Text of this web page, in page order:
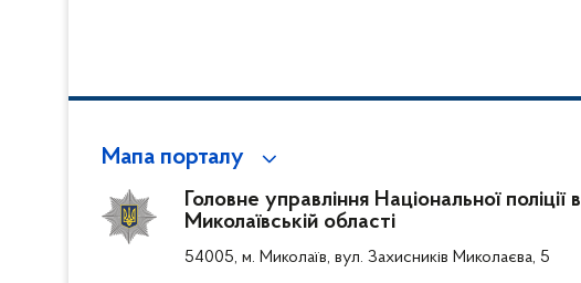
Мапа порталу
Головне управління Національної поліції в
Миколаївській області
54005, м. Миколаїв, вул. Захисників Миколаєва, 5